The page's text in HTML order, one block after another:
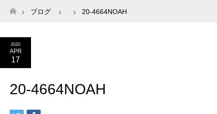
ホーム
ブログ 20-4664NOAH
2020
APR
17
20-4664NOAH